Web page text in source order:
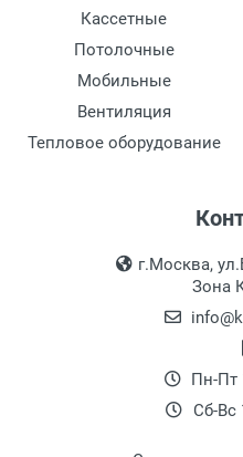
Диаметр жидкостной
Уровень шума
60 дБ
Максимальный расход
Максимальное
Кассетные
Потолочные
Мобильные
Вентиляция
Тепловое оборудование
г.Москва,
Зона
Пн-Пт
Сб-Вс